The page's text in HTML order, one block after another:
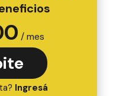
/ mes
Ingresá